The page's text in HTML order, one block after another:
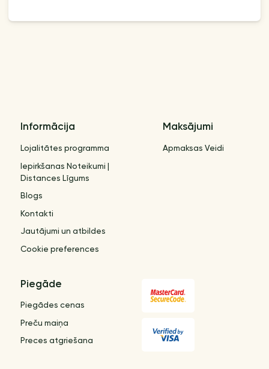
Informācija
Lojalitātes programma
Iepirkšanas Noteikumi |
Distances Līgums
Blogs
Kontakti
Jautājumi un atbildes
Cookie preferences
Maksājumi
Apmaksas Veidi
Piegāde
Piegādes cenas
Preču maiņa
Preces atgriešana